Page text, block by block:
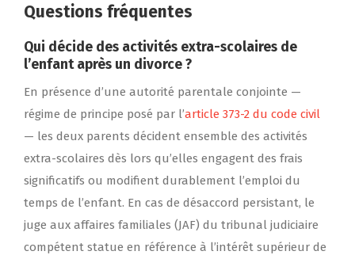
Questions fréquentes
Qui décide des activités extra-scolaires de
l’enfant après un divorce ?
En présence d’une autorité parentale conjointe —
régime de principe posé par l’article 373-2 du code civil
— les deux parents décident ensemble des activités
extra-scolaires dès lors qu’elles engagent des frais
significatifs ou modifient durablement l’emploi du
temps de l’enfant. En cas de désaccord persistant, le
juge aux affaires familiales (JAF) du tribunal judiciaire
compétent statue en référence à l’intérêt supérieur de